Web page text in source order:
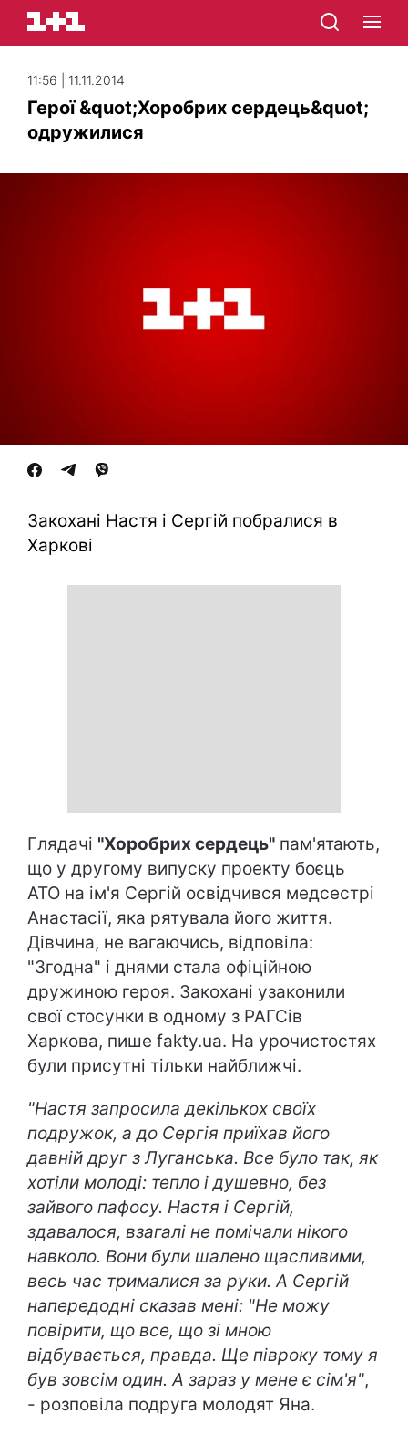
11:56 | 11.11.2014
Герої &quot;Хоробрих сердець&quot;
одружилися
Закохані Настя і Сергій побралися в
Харкові
Глядачі "Хоробрих сердець" пам'ятають,
що у другому випуску проекту боєць
АТО на ім'я Сергій освідчився медсестрі
Анастасії, яка рятувала його життя.
Дівчина, не вагаючись, відповіла:
"Згодна" і днями стала офіційною
дружиною героя. Закохані узаконили
свої стосунки в одному з РАГСів
Харкова, пише fakty.ua. На урочистостях
були присутні тільки найближчі.
"Настя запросила декількох своїх
подружок, а до Сергія приїхав його
давній друг з Луганська. Все було так, як
хотіли молоді: тепло і душевно, без
зайвого пафосу. Настя і Сергій,
здавалося, взагалі не помічали нікого
навколо. Вони були шалено щасливими,
весь час трималися за руки. А Сергій
напередодні сказав мені: "Не можу
повірити, що все, що зі мною
відбувається, правда. Ще півроку тому я
був зовсім один. А зараз у мене є сім'я",
- розповіла подруга молодят Яна.